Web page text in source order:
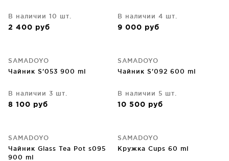
В наличии 10 шт.
2 400 руб
В наличии 4 шт.
9 000 руб
SAMADOYO
Чайник S'053 900 ml
В наличии 3 шт.
8 100 руб
SAMADOYO
Чайник S'092 600 ml
В наличии 5 шт.
10 500 руб
SAMADOYO
Чайник Glass Tea Pot s095
900 ml
SAMADOYO
Кружка Cups 60 ml